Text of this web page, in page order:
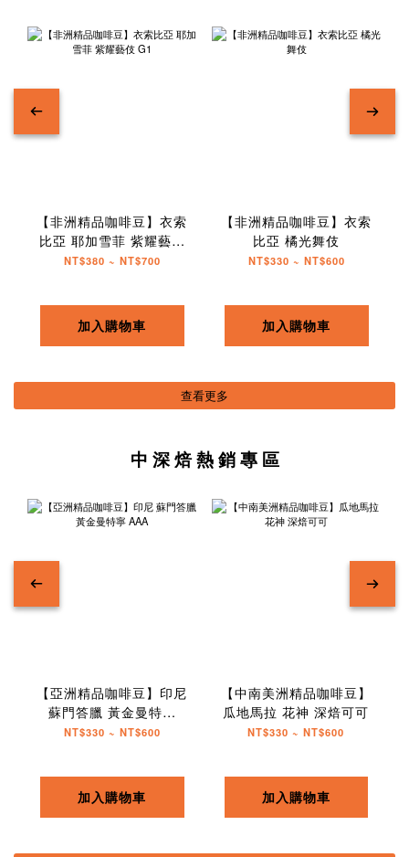
【非洲精品咖啡豆】衣索
比亞 耶加雪菲 紫耀藝伎
G1
NT$380 ~ NT$700
加入購物車
【非洲精品咖啡豆】衣索
比亞 橘光舞伎
NT$330 ~ NT$600
加入購物車
查看更多
中 深 焙 熱 銷 專 區
【亞洲精品咖啡豆】印尼
蘇門答臘 黃金曼特寧
AAA
NT$330 ~ NT$600
加入購物車
【中南美洲精品咖啡豆】
瓜地馬拉 花神 深焙可可
NT$330 ~ NT$600
加入購物車